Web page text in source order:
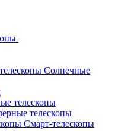
Солнечные
телескопы
телескопы
Смарт-телескопы